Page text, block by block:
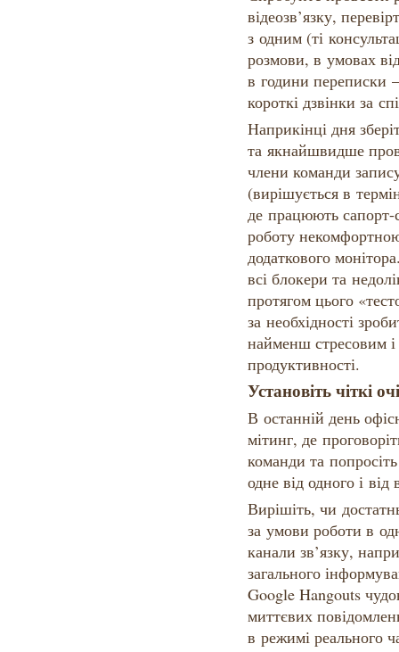
відеозв’язку,
з одним (ті
розмови, в умовах
в години переписки
короткі дзвінки за
Наприкінці дня
та якнайшвидше
члени команди
(вирішується в
де працюють
роботу
додаткового
всі блокери та
протягом цього
за необхідності
найменш стресовим
продуктивності.
Установіть чіткі
В останній день
мітинг, де
команди та
одне від одного і від
Вирішіть, чи
за умови роботи в
канали зв’язку,
загального
Google Hangouts
миттєвих
в режимі реального